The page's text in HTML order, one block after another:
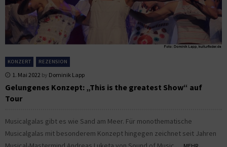
KONZERT REZENSION
1. Mai 2022 by Dominik Lapp
Gelungenes Konzept: „This is the greatest Show“ auf
Tour
Musicalgalas gibt es wie Sand am Meer. Für monothematische
Musicalgalas mit besonderem Konzept hingegen zeichnet seit Jahren